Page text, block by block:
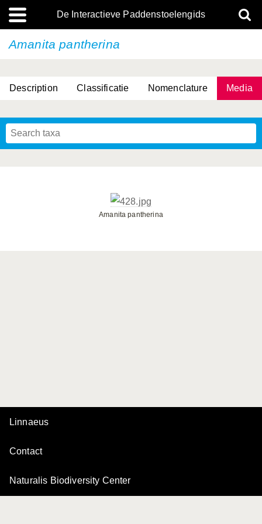
De Interactieve Paddenstoelengids
Amanita pantherina
Description Classificatie Nomenclature Media
Amanita pantherina
Linnaeus
Contact
Naturalis Biodiversity Center